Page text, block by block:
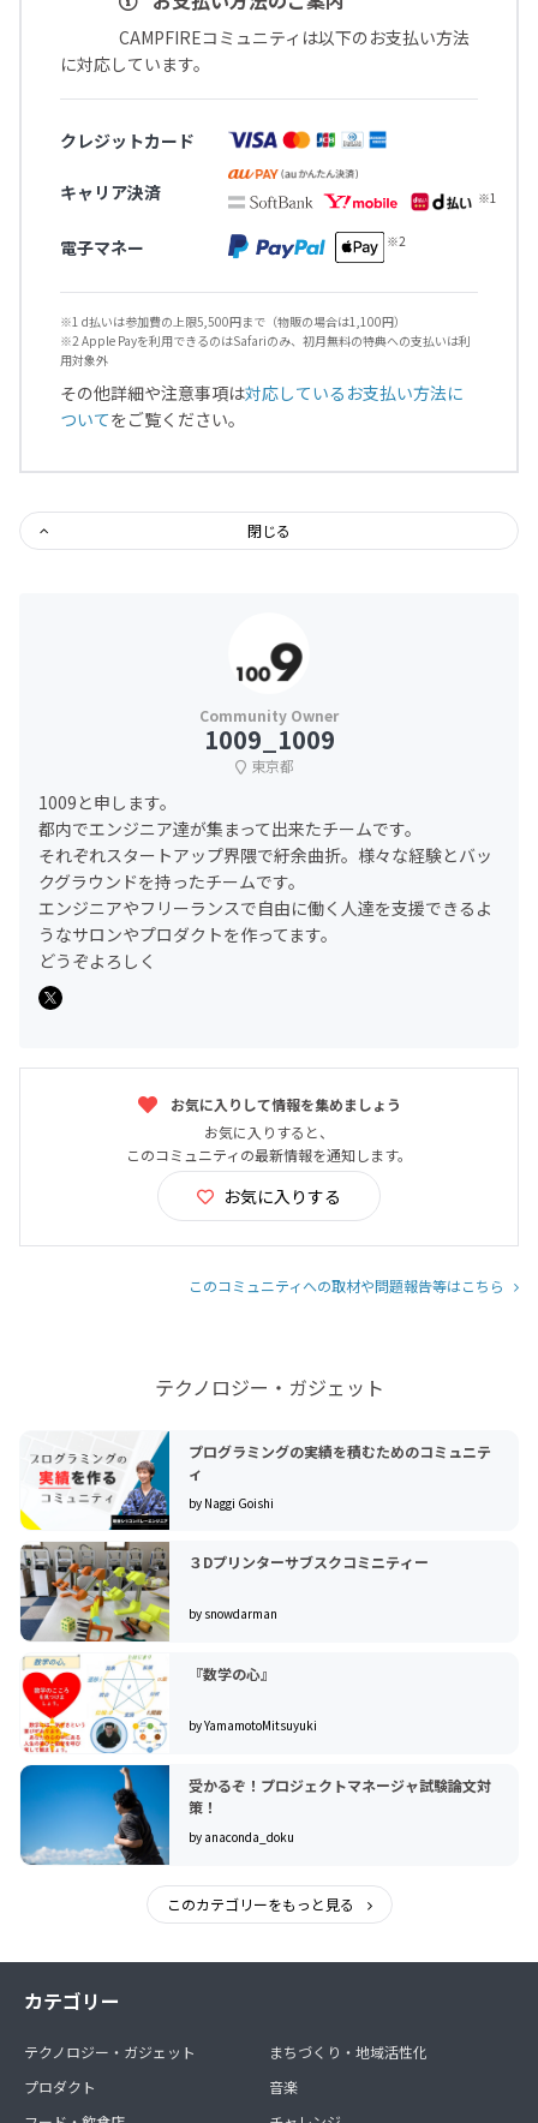
CAMPFIREコミュニティは以下のお支払い方法
に対応しています。
クレジットカード
キャリア決済
電子マネー
※1 d払いは参加費の上限5,500円まで（物販の場合は1,100円）
※2 Apple Payを利用できるのはSafariのみ、初月無料の特典への支払いは利
用対象外
その他詳細や注意事項は対応しているお支払い方法に
ついてをご覧ください。
閉じる
1009_1009
東京都
1009と申します。
都内でエンジニア達が集まって出来たチームです。
それぞれスタートアップ界隈で紆余曲折。様々な経験とバッ
クグラウンドを持ったチームです。
エンジニアやフリーランスで自由に働く人達を支援できるよ
うなサロンやプロダクトを作ってます。
どうぞよろしく
お気に入りして情報を集めましょう
お気に入りすると、
このコミュニティの最新情報を通知します。
お気に入りする
このコミュニティへの取材や問題報告等はこちら
テクノロジー・ガジェット
プログラミングの実績を積むためのコミュニテ
ィ
by Naggi Goishi
３Dプリンターサブスクコミニティー
by snowdarman
『数学の心』
by YamamotoMitsuyuki
受かるぞ！プロジェクトマネージャ試験論文対
策！
by anaconda_doku
このカテゴリーをもっと見る
カテゴリー
テクノロジー・ガジェット
プロダクト
まちづくり・地域活性化
音楽